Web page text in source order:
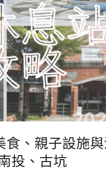
、親子設施與
投、古坑